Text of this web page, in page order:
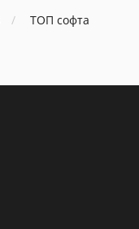
ТОП софта